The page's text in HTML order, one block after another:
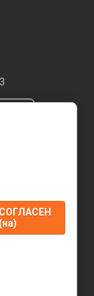
СОГЛАСЕН
(на)